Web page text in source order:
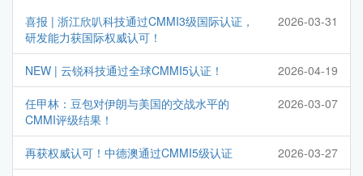
喜报 | 浙江欣叭科技通过CMMI3级国际认证，
研发能力获国际权威认可！
2026-03-31
NEW | 云锐科技通过全球CMMI5认证！ 2026-04-19
任甲林：豆包对伊朗与美国的交战水平的
CMMI评级结果！
2026-03-07
再获权威认可！中德澳通过CMMI5级认证 2026-03-27